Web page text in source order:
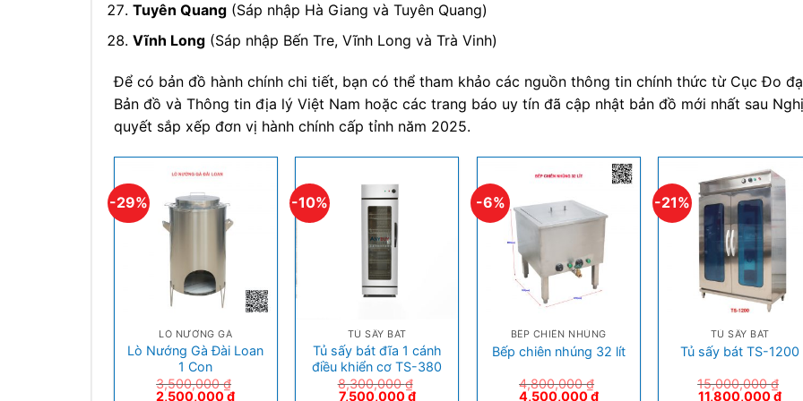
Tuyên Quang(Sáp nhập Hà Giang và Tuyên Quang)
Vĩnh Long(Sáp nhập Bến Tre, Vĩnh Long và Trà Vinh)
Để có bản đồ hành chính chi tiết, bạn có thể tham khảo các nguồn thông tin chính thức từ Cục Đo
Bản đồ và Thông tin địa lý Việt Nam hoặc các trang báo uy tín đã cập nhật bản đồ mới nhất sau Nghị
quyết sắp xếp đơn vị hành chính cấp tỉnh năm 2025.
-29%
LÒ NƯỚNG GÀ
Lò Nướng Gà Đài Loan
1 Con
3,500,000₫
2,500,000₫
-10%
TỦ SẤY BÁT
Tủ sấy bát đĩa 1 cánh
điều khiển cơ TS-380
8,300,000₫
7,500,000₫
-6%
BẾP CHIÊN NHÚNG
Bếp chiên nhúng 32 lít
4,800,000₫
4,500,000₫
-21%
TỦ SẤY BÁT
Tủ sấy bát TS-1200
15,000,000₫
11,800,000₫